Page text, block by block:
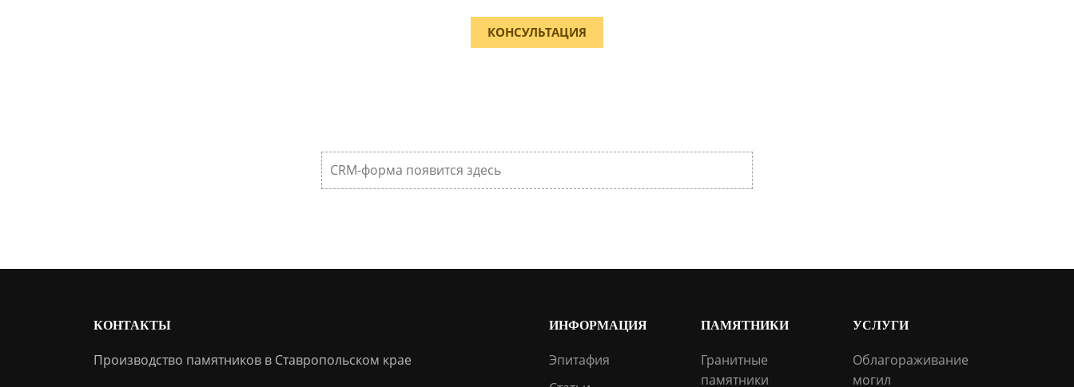
КОНСУЛЬТАЦИЯ
CRM-форма появится здесь
КОНТАКТЫ
Производство памятников в Ставропольском крае
ИНФОРМАЦИЯ
Эпитафия
ПАМЯТНИКИ
Гранитные
памятники
УСЛУГИ
Облагораживание
могил